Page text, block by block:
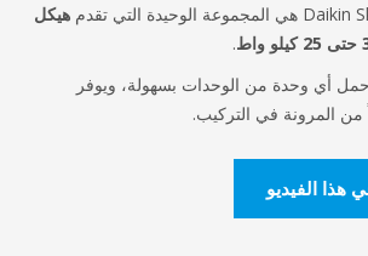
هيكل
.
من الوحدات بسهولة، ويوفر
في التركيب.